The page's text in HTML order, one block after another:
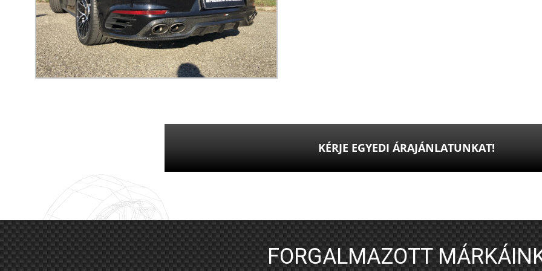
KÉRJE EGYEDI ÁRAJÁNLATUNKAT!
FORGALMAZOTT